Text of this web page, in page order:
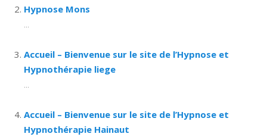
Hypnose Mons
...
Accueil – Bienvenue sur le site de l’Hypnose et
Hypnothérapie liege
...
Accueil – Bienvenue sur le site de l’Hypnose et
Hypnothérapie Hainaut